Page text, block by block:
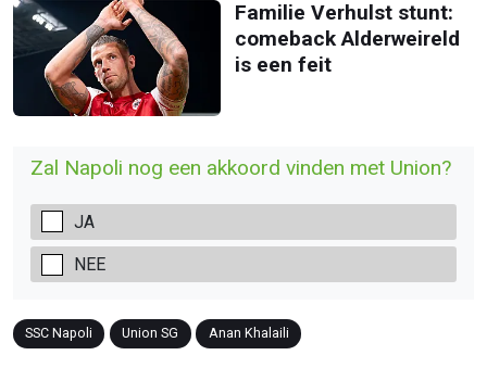
Familie Verhulst stunt:
comeback Alderweireld
is een feit
Zal Napoli nog een akkoord vinden met Union?
JA
NEE
SSC Napoli Union SG Anan Khalaili